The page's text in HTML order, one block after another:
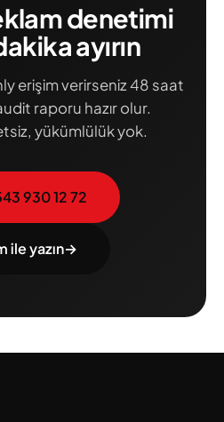
denetimi
ayırın
erişim verirseniz 48 saat
raporu hazır olur.
yükümlülük yok.
930 12 72
ile yazın→